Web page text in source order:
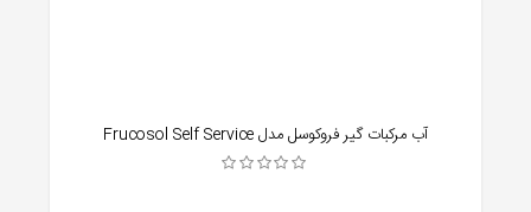
آب مرکبات گیر فروکوسل مدل Frucosol Self Service